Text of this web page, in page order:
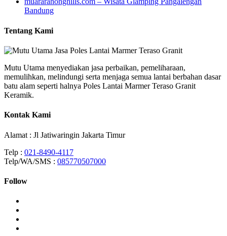
Bandung
Tentang Kami
Mutu Utama menyediakan jasa perbaikan, pemeliharaan,
memulihkan, melindungi serta menjaga semua lantai berbahan dasar
batu alam seperti halnya Poles Lantai Marmer Teraso Granit
Keramik.
Kontak Kami
Alamat : Jl Jatiwaringin Jakarta Timur
Telp : 021-8490-4117
Telp/WA/SMS : 085770507000
Follow